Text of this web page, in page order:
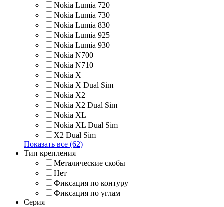
Nokia Lumia 720
Nokia Lumia 730
Nokia Lumia 830
Nokia Lumia 925
Nokia Lumia 930
Nokia N700
Nokia N710
Nokia X
Nokia X Dual Sim
Nokia X2
Nokia X2 Dual Sim
Nokia XL
Nokia XL Dual Sim
X2 Dual Sim
Показать все (62)
Тип крепления
Металические скобы
Нет
Фиксация по контуру
Фиксация по углам
Серия